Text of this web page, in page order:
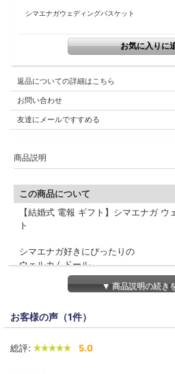
シマエナガウェディングバスケット
返品についての詳細はこちら
お問い合わせ
友達にメールですすめる
商品説明
この商品について
【結婚式 電報 ギフト】シマエナガ ウ
ト
シマエナガ好きにぴったりの
ウェルカムドール
マスコットサイズ：約
ラッピングサイズ：約
▼ 商品説明の続き
お客様の声（1件）
総評: 5.0